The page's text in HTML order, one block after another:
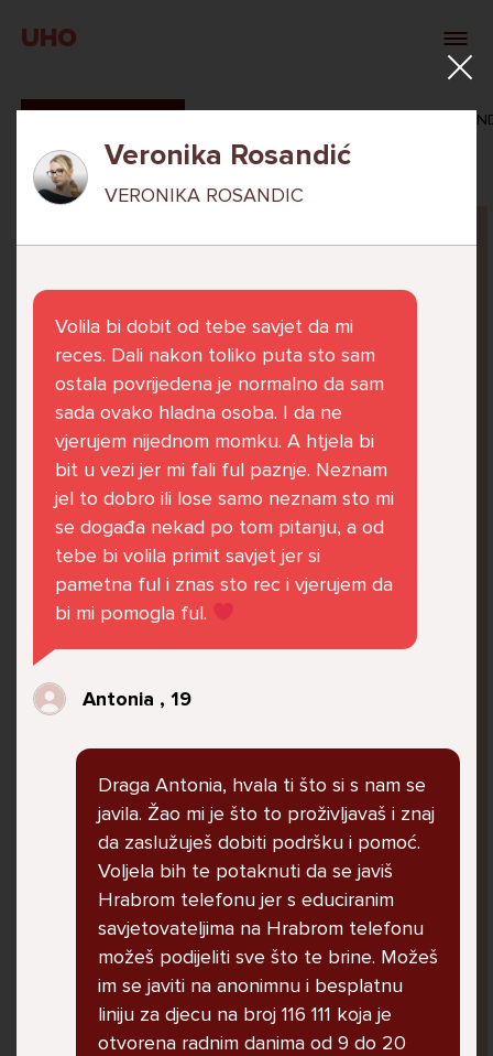
UHO
VERONIKA
Već 6 godina u školi nekoliko cura iz mog
razreda me izbacuju iz zajedničkih aktivnosti
te me iskorištavaju. Dečki iz mojeg razreda mi
govore da sam glupača te me preko discorda
vrijeđaju jer sam niska te mi govore da se
ubijem. Prije mjesec dana su me istukli kod
parka iz čistog mira dok sam prolazila sa
svojim susjedama i malim psom. Stalno u
krevet idem plačući. Nesvjesno te zbog
ljutnje sam se počela tući po nogama no
prestala sam jer me važna osoba potaknula
na to. Prije toga svega nakon nekoliko godina
prijateljstva ostavila me najbolja prijateljica
nisam htjela ići u školu jer me to sve jako
pogodilo. Cyber bulyala me preko snapchata
i drugih drugih društvenih mreža. Sad opet
razgovaramo no jako teško. Stalno provodim
vrijeme učeći ili trenirajući moje pse jako sam
vezana za njih te ih jako volim Često
razgovaram s mamom no ne želim joj sve reći
jer me ne shvaća. Ponekad želim skočiti sa
balkona svoje kuće. Neznam što da više
Veronika Rosandić
VERONIKA ROSANDIC
Volila bi dobit od tebe savjet da mi
reces. Dali nakon toliko puta sto sam
ostala povrijedena je normalno da sam
sada ovako hladna osoba. I da ne
vjerujem nijednom momku. A htjela bi
bit u vezi jer mi fali ful paznje. Neznam
jel to dobro ili lose samo neznam sto mi
se događa nekad po tom pitanju, a od
tebe bi volila primit savjet jer si
pametna ful i znas sto rec i vjerujem da
bi mi pomogla ful.
Antonia , 19
Draga Antonia, hvala ti što si s nam se
javila. Žao mi je što to proživljavaš i znaj
da zaslužuješ dobiti podršku i pomoć.
Voljela bih te potaknuti da se javiš
Hrabrom telefonu jer s educiranim
savjetovateljima na Hrabrom telefonu
možeš podijeliti sve što te brine. Možeš
im se javiti na anonimnu i besplatnu
liniju za djecu na broj 116 111 koja je
otvorena radnim danima od 9 do 20